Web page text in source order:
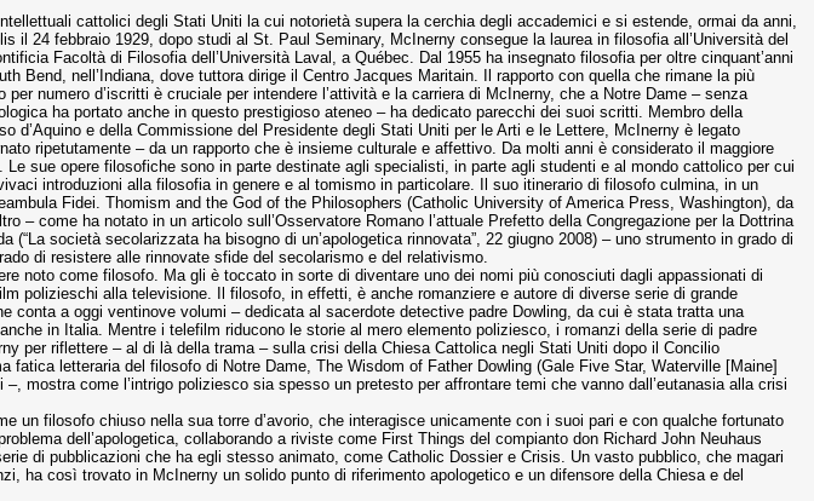
cattolici degli Stati Uniti la cui notorietà supera la cerchia degli accademici e si estende, ormai da anni,
il 24 febbraio 1929, dopo studi al St. Paul Seminary, McInerny consegue la laurea in filosofia all’Università del
Facoltà di Filosofia dell’Università Laval, a Québec. Dal 1955 ha insegnato filosofia per oltre cinquant’anni
Bend, nell’Indiana, dove tuttora dirige il Centro Jacques Maritain. Il rapporto con quella che rimane la più
numero d’iscritti è cruciale per intendere l’attività e la carriera di McInerny, che a Notre Dame – senza
ha portato anche in questo prestigioso ateneo – ha dedicato parecchi dei suoi scritti. Membro della
d’Aquino e della Commissione del Presidente degli Stati Uniti per le Arti e le Lettere, McInerny è legato
ripetutamente – da un rapporto che è insieme culturale e affettivo. Da molti anni è considerato il maggiore
sue opere filosofiche sono in parte destinate agli specialisti, in parte agli studenti e al mondo cattolico per cui
introduzioni alla filosofia in genere e al tomismo in particolare. Il suo itinerario di filosofo culmina, in un
Fidei. Thomism and the God of the Philosophers (Catholic University of America Press, Washington), da
– come ha notato in un articolo sull’Osservatore Romano l’attuale Prefetto della Congregazione per la Dottrina
(“La società secolarizzata ha bisogno di un’apologetica rinnovata”, 22 giugno 2008) – uno strumento in grado di
di resistere alle rinnovate sfide del secolarismo e del relativismo.
noto come filosofo. Ma gli è toccato in sorte di diventare uno dei nomi più conosciuti dagli appassionati di
polizieschi alla televisione. Il filosofo, in effetti, è anche romanziere e autore di diverse serie di grande
conta a oggi ventinove volumi – dedicata al sacerdote detective padre Dowling, da cui è stata tratta una
in Italia. Mentre i telefilm riducono le storie al mero elemento poliziesco, i romanzi della serie di padre
per riflettere – al di là della trama – sulla crisi della Chiesa Cattolica negli Stati Uniti dopo il Concilio
fatica letteraria del filosofo di Notre Dame, The Wisdom of Father Dowling (Gale Five Star, Waterville [Maine]
mostra come l’intrigo poliziesco sia spesso un pretesto per affrontare temi che vanno dall’eutanasia alla crisi
un filosofo chiuso nella sua torre d’avorio, che interagisce unicamente con i suoi pari e con qualche fortunato
dell’apologetica, collaborando a riviste come First Things del compianto don Richard John Neuhaus
di pubblicazioni che ha egli stesso animato, come Catholic Dossier e Crisis. Un vasto pubblico, che magari
ha così trovato in McInerny un solido punto di riferimento apologetico e un difensore della Chiesa e del